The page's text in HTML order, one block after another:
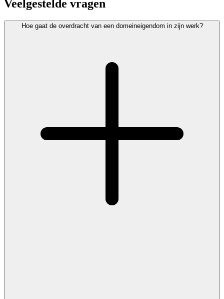
Veelgestelde vragen
Hoe gaat de overdracht van een domeineigendom in zijn werk?